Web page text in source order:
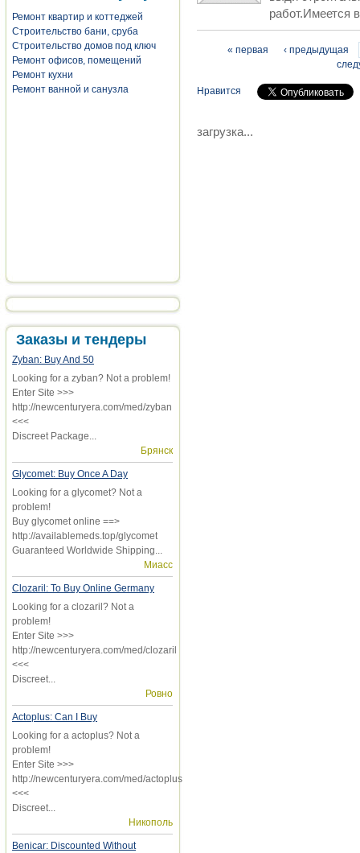
Ремонт квартир и коттеджей
Строительство бани, сруба
Строительство домов под ключ
Ремонт офисов, помещений
Ремонт кухни
Ремонт ванной и санузла
Заказы и тендеры
Zyban: Buy And 50
Looking for a zyban? Not a problem!
Enter Site >>>
http://newcenturyera.com/med/zyban
<<<
Discreet Package...
Брянск
Glycomet: Buy Once A Day
Looking for a glycomet? Not a
problem!
Buy glycomet online ==>
http://availablemeds.top/glycomet
Guaranteed Worldwide Shipping...
Миасс
Clozaril: To Buy Online Germany
Looking for a clozaril? Not a
problem!
Enter Site >>>
http://newcenturyera.com/med/clozaril
<<<
Discreet...
Ровно
Actoplus: Can I Buy
Looking for a actoplus? Not a
problem!
Enter Site >>>
http://newcenturyera.com/med/actoplus
<<<
Discreet...
Никополь
Benicar: Discounted Without
работ.Имеется
Страницы
« первая
‹ предыдущая
Нравится
загрузка...